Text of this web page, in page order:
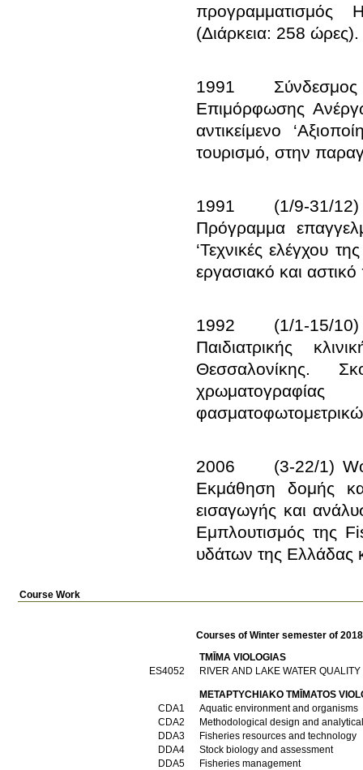
προγραμματισμός
1991 	Σύνδεσμος
Επιμόρφωσης
αντικείμενο
1991 	(1/9-31/
Πρόγραμμα
‘Τεχνικές ελέγχου
1992	(1/1-15/10)
Παιδιατρικής
Θεσσαλονίκης.
2006	(3-22/1)
Εκμάθηση δομής
εισαγωγής και
Εμπλουτισμός της
υδάτων της Ελλάδας
Course Work
Courses of Winter semester of
TMĪMA VIOLOGIAS
ES4052
RIVER AND LAKE WATER
METAPTYCΗIAKO TMĪMATOS
CDA1
Aquatic environment and organisms
CDA2
Methodological design and
DDA3
Fisheries resources and technology
DDA4
Stock biology and assessment
DDA5
Fisheries management